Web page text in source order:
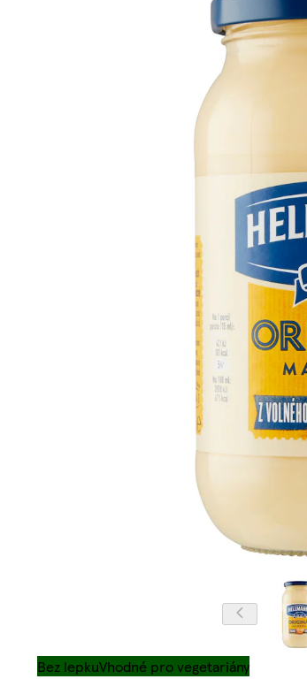
Bez lepkuVhodné pro vegetariány